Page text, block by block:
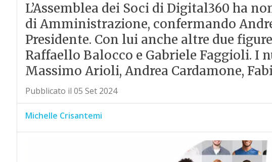
L’Assemblea dei Soci di Digital360 ha
di Amministrazione, confermando
Presidente. Con lui anche altre due
Raffaello Balocco e Gabriele Faggioli. I
Massimo Arioli, Andrea Cardamone,
Pubblicato il 05 Set 2024
Michelle Crisantemi